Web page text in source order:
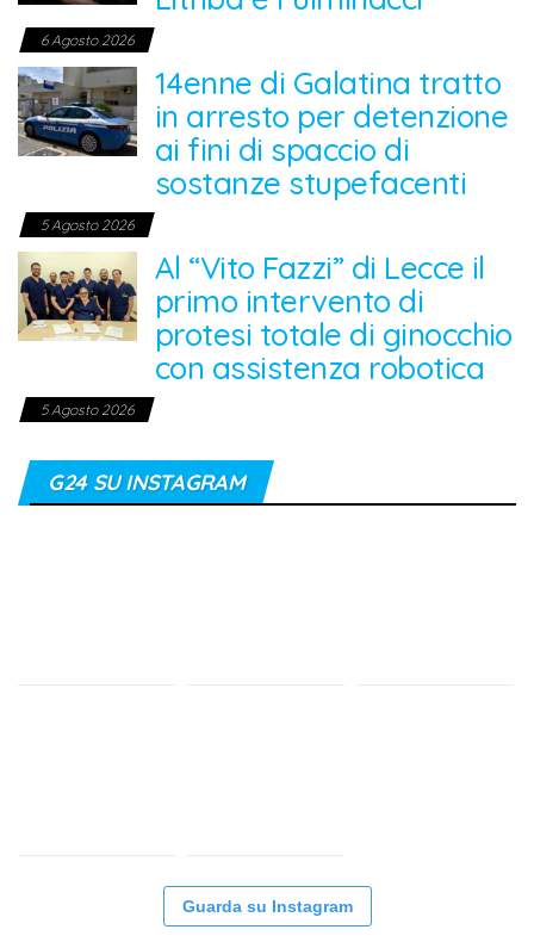
6 Agosto 2026
14enne di Galatina tratto
in arresto per detenzione
ai fini di spaccio di
sostanze stupefacenti
5 Agosto 2026
Al “Vito Fazzi” di Lecce il
primo intervento di
protesi totale di ginocchio
con assistenza robotica
5 Agosto 2026
G24 SU INSTAGRAM
Guarda su Instagram